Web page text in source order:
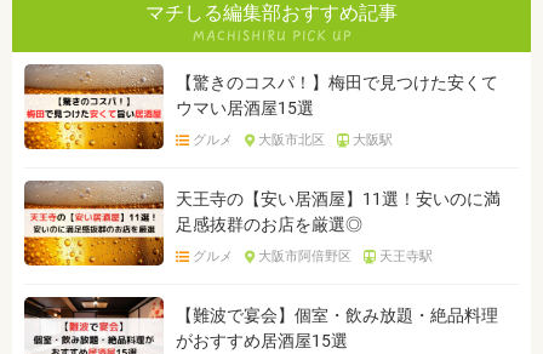
マチしる編集部おすすめ記事
【驚きのコスパ！】梅田で見つけた安くて
ウマい居酒屋15選
グルメ 大阪市北区 大阪駅
天王寺の【安い居酒屋】11選！安いのに満
足感抜群のお店を厳選◎
グルメ 大阪市阿倍野区 天王寺駅
【難波で宴会】個室・飲み放題・絶品料理
がおすすめ居酒屋15選